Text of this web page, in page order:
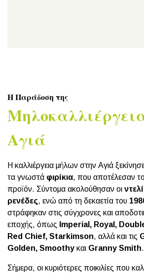
Η Παράδοση της
Αγιά
Η καλλιέργεια μήλων στην Αγιά
τα γνωστά φιρίκια, που αποτέλεσαν
προϊόν. Σύντομα ακολούθησαν οι
ρενέδες, ενώ από τη δεκαετία του
στράφηκαν στις σύγχρονες και
εποχής, όπως Imperial, Royal,
Red Chief, Starkimson, αλλά και τις
Golden, Smoothy και Granny Smith.
Σήμερα, οι κυριότερες ποικιλίες που